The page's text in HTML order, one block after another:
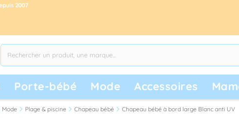
2007
Porte-bébé Mode Accessoires
Mode Plage & piscine Chapeau bébé Chapeau bébé à bord large Blanc anti UV